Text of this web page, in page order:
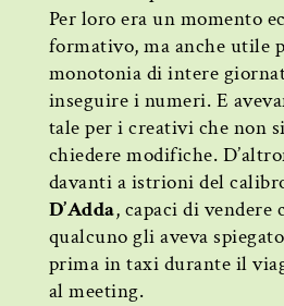
Per loro era un momento
formativo, ma anche utile
monotonia di intere
inseguire i numeri. E
tale per i creativi che non
chiedere modifiche.
davanti a istrioni del
D’Adda, capaci di vendere
qualcuno gli aveva
prima in taxi durante il
al meeting.